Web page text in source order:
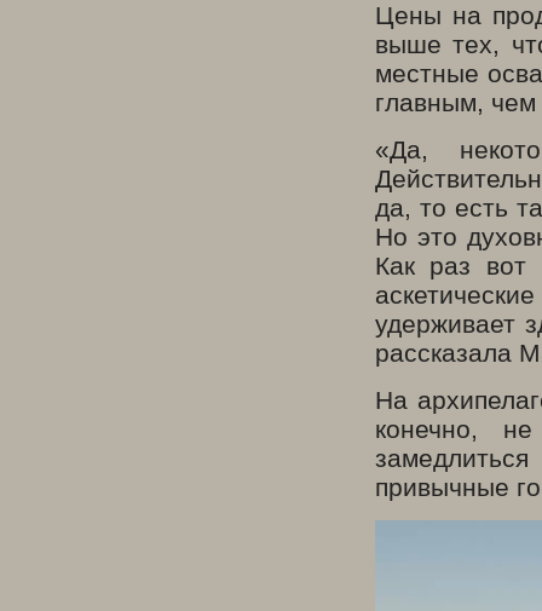
Цены на
выше тех,
местные
главным, чем
«Да,
да, то есть
Но это
Как раз вот
удерживает
рассказала
На
конечно,
привычные